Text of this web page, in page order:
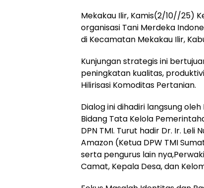
Mekakau Ilir, Kamis(2/10//25)
organisasi Tani Merdeka
di Kecamatan Mekakau Ilir,
Kunjungan strategis ini
peningkatan kualitas,
Hilirisasi Komoditas Pertanian.
Dialog ini dihadiri langsung oleh
Bidang Tata Kelola
DPN TMI. Turut hadir Dr. Ir. Leli
Amazon (Ketua DPW TMI
serta pengurus lain
Camat, Kepala Desa, dan